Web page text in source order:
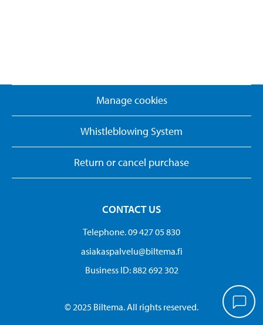
Manage cookies
Whistleblowing System
Return or cancel purchase
CONTACT US
Telephone. 09 427 05 830
asiakaspalvelu@biltema.fi
Business ID:​ 882 692 302
© 2025 Biltema. All rights reserved.